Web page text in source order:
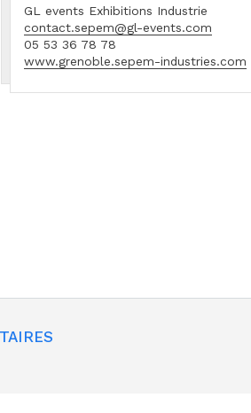
GL events Exhibitions Industrie
contact.sepem@gl-events.com
05 53 36 78 78
www.grenoble.sepem-industries.com